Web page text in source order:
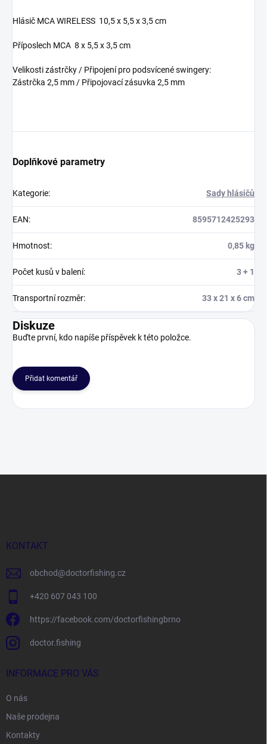
Hlásič MCA WIRELESS 10,5 x 5,5 x 3,5 cm
Příposlech MCA 8 x 5,5 x 3,5 cm
Velikosti zástrčky / Připojení pro podsvícené swingery:
Zástrčka 2,5 mm / Připojovací zásuvka 2,5 mm
Doplňkové parametry
Kategorie: Sady hlásičů
EAN: 8595712425293
Hmotnost: 0,85 kg
Počet kusů v balení: 3 + 1
Transportní rozměr: 33 x 21 x 6 cm
Diskuze
Buďte první, kdo napíše příspěvek k této položce.
Přidat komentář
KONTAKT
obchod@doctorfishing.cz
+420 607 043 100
https://facebook.com/doctorfishingbrno
doctor.fishing
INFORMACE PRO VÁS
O nás
Naše prodejna
Kontakty